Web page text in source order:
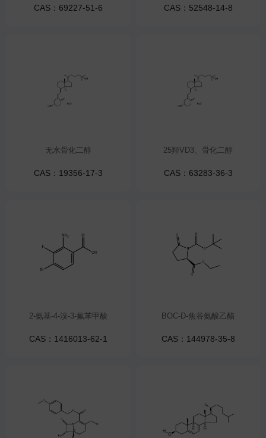
CAS：69227-51-6 CAS：52548-14-8
无水骨化二醇
CAS：19356-17-3
25羟VD3、骨化二醇
CAS：63283-36-3
2-氨基-4-溴-3-氟苯甲酸
CAS：1416013-62-1
BOC-D-焦谷氨酸乙酯
CAS：144978-35-8